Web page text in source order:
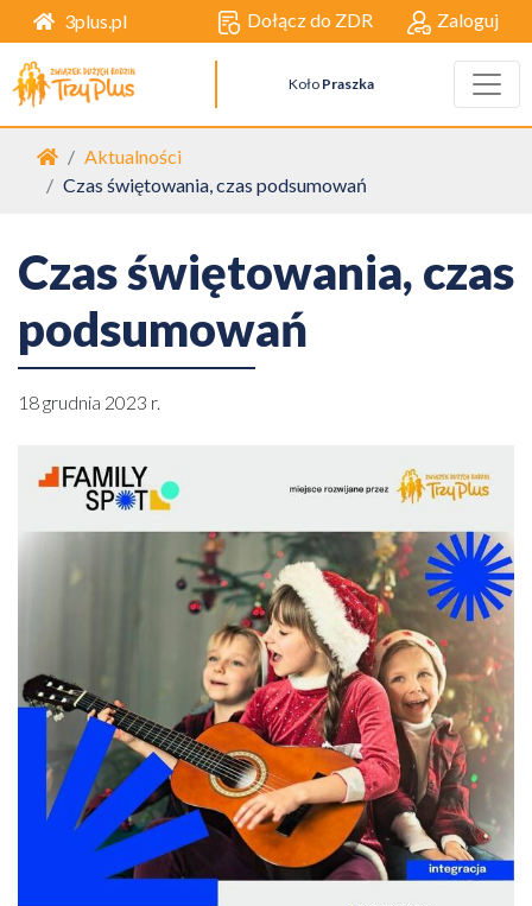
3plus.pl Dołącz do ZDR Zaloguj
Koło Praszka
Strona główna
Aktualności
Czas świętowania, czas podsumowań
Czas świętowania, czas
podsumowań
18 grudnia 2023 r.